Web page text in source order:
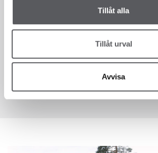
Tillåt alla
Tillåt urval
Avvisa
vi bygger alla våra hus på plats på kundens
Detta gör att du som kund till
påverka hur ditt hus ska se ut i en väldigt
väljer att kalla vår flexibilitet för frihet, en
kund innebär att du själv får